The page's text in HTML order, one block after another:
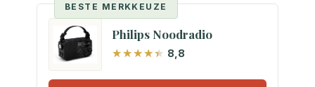
BESTE MERKKEUZE
Philips Noodradio
8,8